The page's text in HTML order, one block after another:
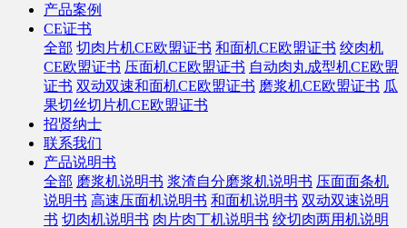
产品案例
CE证书
全部 切肉片机CE欧盟证书 和面机CE欧盟证书 绞肉机
CE欧盟证书 压面机CE欧盟证书 自动肉丸成型机CE欧盟
证书 双动双速和面机CE欧盟证书 磨浆机CE欧盟证书 瓜
果切丝切片机CE欧盟证书
招贤纳士
联系我们
产品说明书
全部 磨浆机说明书 浆渣自分磨浆机说明书 压面面条机
说明书 高速压面机说明书 和面机说明书 双动双速说明
书 切肉机说明书 肉片肉丁机说明书 绞切肉两用机说明